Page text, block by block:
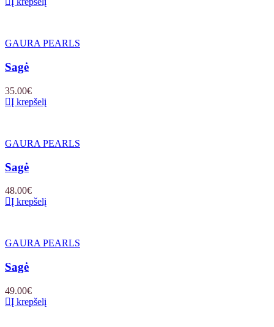
GAURA PEARLS
Sagė
35.00€
Į krepšelį
GAURA PEARLS
Sagė
48.00€
Į krepšelį
GAURA PEARLS
Sagė
49.00€
Į krepšelį